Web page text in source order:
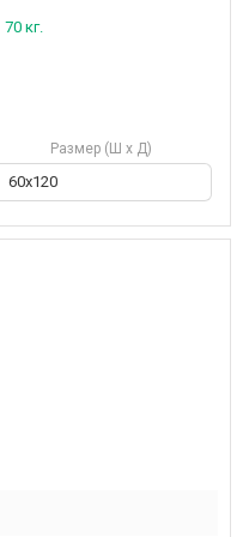
Размер (Ш х Д)
60х120
70 кг.